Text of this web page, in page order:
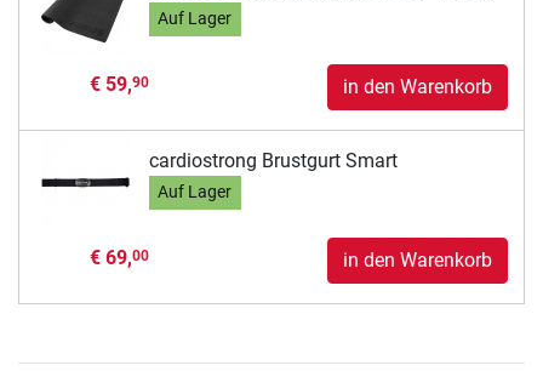
Auf Lager
€ 59,90 in den Warenkorb
cardiostrong Brustgurt Smart
Auf Lager
€ 69,00 in den Warenkorb